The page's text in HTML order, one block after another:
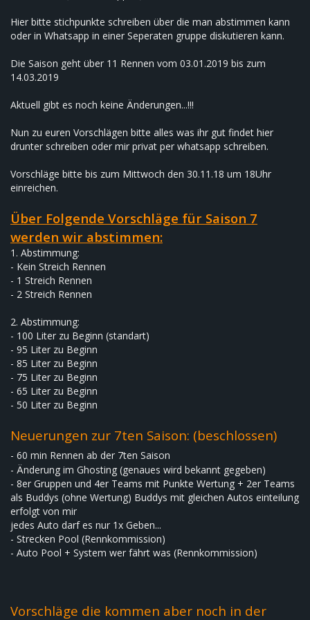
Hier bitte stichpunkte schreiben über die man abstimmen kann
oder in Whatsapp in einer Seperaten gruppe diskutieren kann.
Die Saison geht über 11 Rennen vom 03.01.2019 bis zum
14.03.2019
Aktuell gibt es noch keine Änderungen...!!!
Nun zu euren Vorschlägen bitte alles was ihr gut findet hier
drunter schreiben oder mir privat per whatsapp schreiben.
Vorschläge bitte bis zum Mittwoch den 30.11.18 um 18Uhr
einreichen.
Über Folgende Vorschläge für Saison 7
werden wir abstimmen:
1. Abstimmung:
- Kein Streich Rennen
- 1 Streich Rennen
- 2 Streich Rennen
2. Abstimmung:
- 100 Liter zu Beginn (standart)
- 95 Liter zu Beginn
- 85 Liter zu Beginn
- 75 Liter zu Beginn
- 65 Liter zu Beginn
- 50 Liter zu Beginn
Neuerungen zur 7ten Saison: (beschlossen)
- 60 min Rennen ab der 7ten Saison
- Änderung im Ghosting (genaues wird bekannt gegeben)
- 8er Gruppen und 4er Teams mit Punkte Wertung + 2er Teams
als Buddys (ohne Wertung) Buddys mit gleichen Autos einteilung
erfolgt von mir
jedes Auto darf es nur 1x Geben...
- Strecken Pool (Rennkommission)
- Auto Pool + System wer fährt was (Rennkommission)
Vorschläge die kommen aber noch in der